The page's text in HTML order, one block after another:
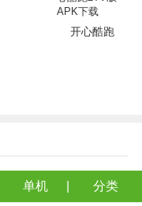
开心酷跑
单机 分类